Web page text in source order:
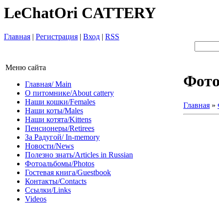
LeChatOri CATTERY
Главная | Регистрация | Вход | RSS
Меню сайта
Главная/ Main
О питомнике/About cattery
Наши кошки/Females
Наши коты/Males
Наши котята/Kittens
Пенсионеры/Retirees
За Радугой/ In-memory
Новости/News
Полезно знать/Articles in Russian
Фотоальбомы/Photos
Гостевая книга/Guestbook
Контакты/Contacts
Ссылки/Links
Videos
Главная »